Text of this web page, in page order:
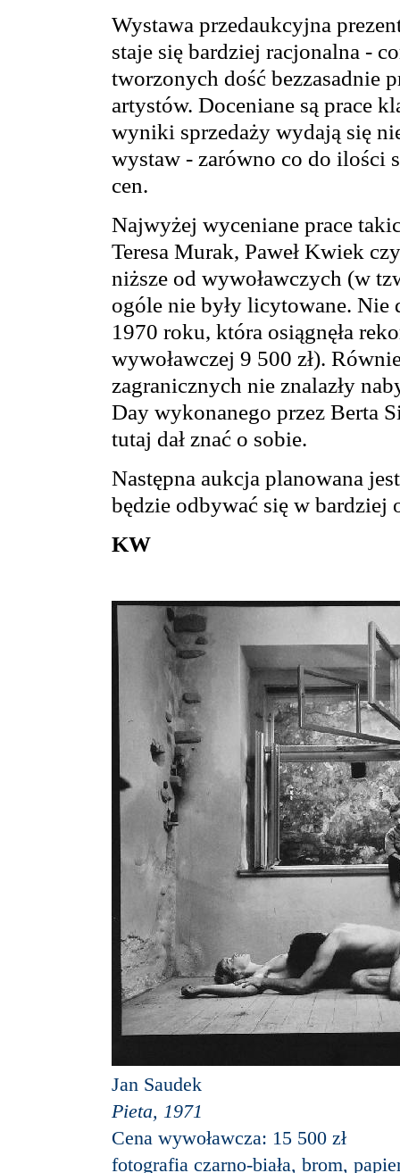
Wystawa przedaukcyjna
staje się bardziej racjonalna -
tworzonych dość bezzasadnie
artystów. Doceniane są prace
wyniki sprzedaży wydają się
wystaw - zarówno co do ilości
cen.
Najwyżej wyceniane prace
Teresa Murak, Paweł Kwiek
niższe od wywoławczych (w
ogóle nie były licytowane.
1970 roku, która osiągnęła
wywoławczej 9 500 zł).
zagranicznych nie znalazły
Day wykonanego przez Berta
tutaj dał znać o sobie.
Następna aukcja planowana
będzie odbywać się w bardziej
KW
Jan Saudek
Pieta, 1971
Cena wywoławcza: 15 500 zł
fotografia czarno-biała, brom,